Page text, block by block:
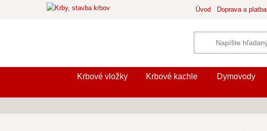
Úvod Doprava a platba
Krbové vložky Krbové kachle Dymovody